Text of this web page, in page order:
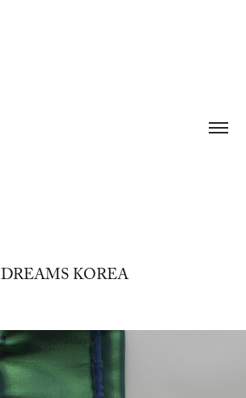
DREAMS KOREA